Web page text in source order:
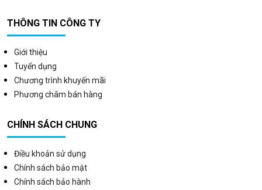
cùng thời gian.
Công suất đa dạng
doanh lớn nhỏ.
Vận hành bằng
vừa tiết kiệm thời gian, công sức.
Độ hoàn thiện cao, đảm bảo sự
Chân bếp thiết kế cao/thấp
THÔNG TIN CÔNG TY
Giới thiệu
Tuyển dụng
Chương trình khuyến mãi
Phương châm bán hàng
CHÍNH SÁCH CHUNG
Điều khoản sử dụng
Chính sách bảo mật
Chính sách bảo hành